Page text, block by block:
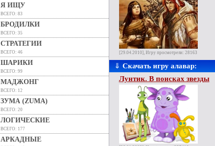
Я ИЩУ
ВСЕГО: 83
БРОДИЛКИ
ВСЕГО: 35
СТРАТЕГИИ
ВСЕГО: 46
ШАРИКИ
ВСЕГО: 99
МАДЖОНГ
ВСЕГО: 12
ЗУМА (ZUMA)
ВСЕГО: 20
ЛОГИЧЕСКИЕ
ВСЕГО: 177
АРКАДНЫЕ
[29.04.2010], Игру просмотрели: 28163
⇓ Скачать игру алавар:
Лунтик. В поисках звезды